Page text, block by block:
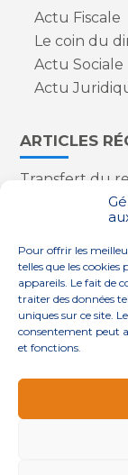
Pour offrir les
telles que les
appareils. Le fait de
traiter des données
uniques sur ce site.
consentement peut
et fonctions.
Actu Fiscale
Le coin du
Actu Sociale
Actu
ARTICLES
Transfert du
l’Urssaf : des
Appareils
Contrôle de la
Industriels : le
Footer QUI
NOS